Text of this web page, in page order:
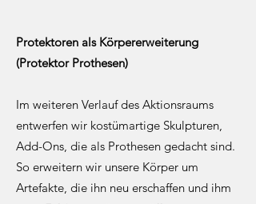
Protektoren als Körpererweiterung
(Protektor Prothesen)
Im weiteren Verlauf des Aktionsraums
entwerfen wir kostümartige Skulpturen,
Add-Ons, die als Prothesen gedacht sind.
So erweitern wir unsere Körper um
Artefakte, die ihn neu erschaffen und ihm